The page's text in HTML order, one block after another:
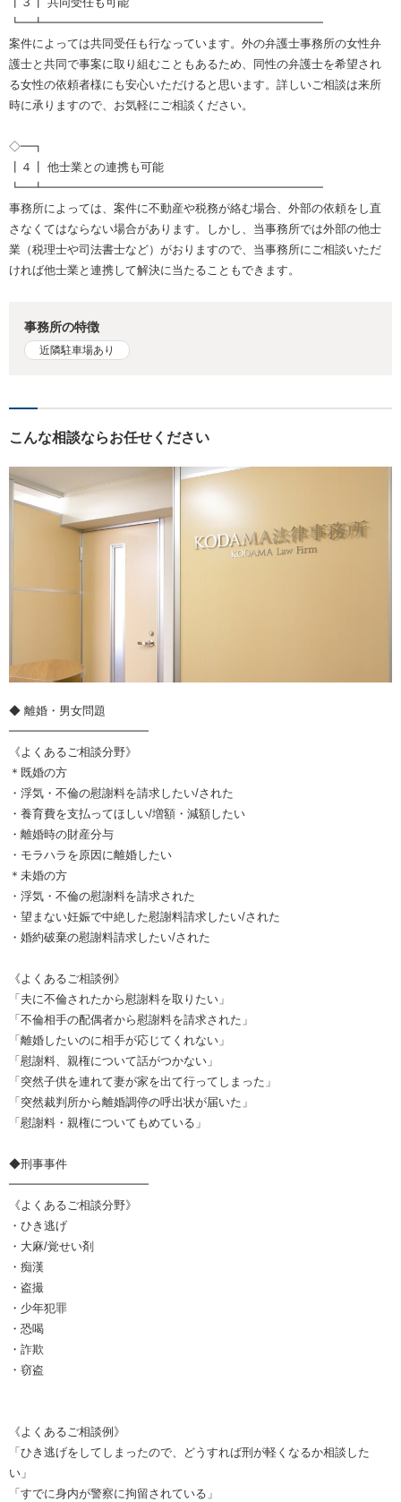
┗━┻━━━━━━━━━━━━━━━━━━━━━━━━
案件によっては共同受任も行なっています。外の弁護士事務所の女性弁
護士と共同で事案に取り組むこともあるため、同性の弁護士を希望され
る女性の依頼者様にも安心いただけると思います。詳しいご相談は来所
時に承りますので、お気軽にご相談ください。
◇━┓
┃４┃ 他士業との連携も可能
┗━┻━━━━━━━━━━━━━━━━━━━━━━━━
事務所によっては、案件に不動産や税務が絡む場合、外部の依頼をし直
さなくてはならない場合があります。しかし、当事務所では外部の他士
業（税理士や司法書士など）がおりますので、当事務所にご相談いただ
ければ他士業と連携して解決に当たることもできます。
事務所の特徴
近隣駐車場あり
こんな相談ならお任せください
◆ 離婚・男女問題
━━━━━━━━━━━━
《よくあるご相談分野》
＊既婚の方
・浮気・不倫の慰謝料を請求したい/された
・養育費を支払ってほしい/増額・減額したい
・離婚時の財産分与
・モラハラを原因に離婚したい
＊未婚の方
・浮気・不倫の慰謝料を請求された
・望まない妊娠で中絶した慰謝料請求したい/された
・婚約破棄の慰謝料請求したい/された
《よくあるご相談例》
「夫に不倫されたから慰謝料を取りたい」
「不倫相手の配偶者から慰謝料を請求された」
「離婚したいのに相手が応じてくれない」
「慰謝料、親権について話がつかない」
「突然子供を連れて妻が家を出て行ってしまった」
「突然裁判所から離婚調停の呼出状が届いた」
「慰謝料・親権についてもめている」
◆刑事事件
━━━━━━━━━━━━
《よくあるご相談分野》
・ひき逃げ
・大麻/覚せい剤
・痴漢
・盗撮
・少年犯罪
・恐喝
・詐欺
・窃盗
《よくあるご相談例》
「ひき逃げをしてしまったので、どうすれば刑が軽くなるか相談した
い」
「すでに身内が警察に拘留されている」